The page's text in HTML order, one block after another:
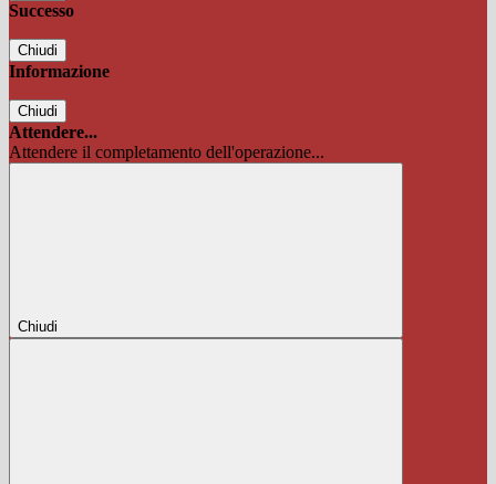
Successo
Chiudi
Informazione
Chiudi
Attendere...
Attendere il completamento dell'operazione...
Chiudi